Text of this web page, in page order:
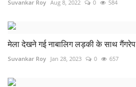
Suvankar Roy Aug 8, 2022 0 584
मेला देखने गई नाबालिग लड़की के साथ गैंगरेप
Suvankar Roy Jan 28, 2023 0 657